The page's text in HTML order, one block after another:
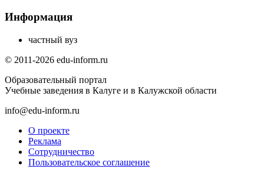
Информация
частный вуз
© 2011-2026 edu-inform.ru
Образовательный портал
Учебные заведения в Калуге и в Калужской области
info@edu-inform.ru
О проекте
Реклама
Сотрудничество
Пользовательское соглашение